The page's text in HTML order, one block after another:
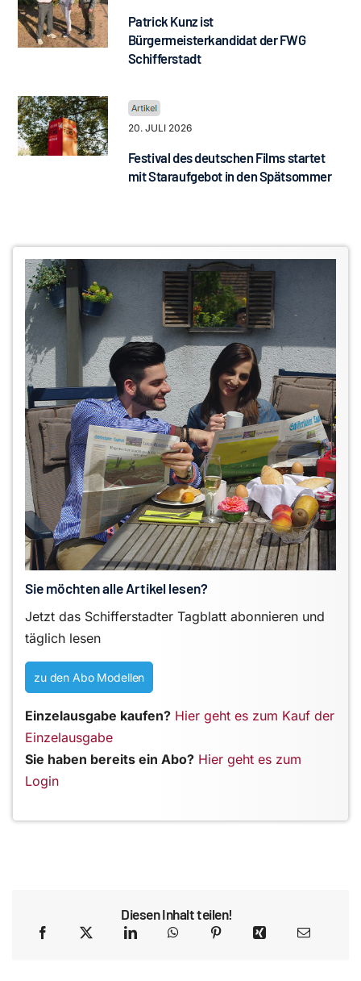
Patrick Kunz ist
Bürgermeisterkandidat der FWG
Schifferstadt
20. JULI 2026
Festival des deutschen Films startet
mit Staraufgebot in den Spätsommer
Sie möchten alle Artikel lesen?
Jetzt das Schifferstadter Tagblatt abonnieren und
täglich lesen
zu den Abo Modellen
Einzelausgabe kaufen? Hier geht es zum Kauf der
Einzelausgabe
Sie haben bereits ein Abo? Hier geht es zum
Login
Diesen Inhalt teilen!